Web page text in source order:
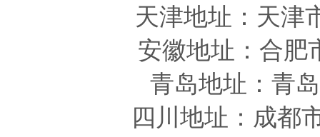
天津地址 ：天津
安徽地址 ：合
青岛地址 ：青
四川 地址 ：成都